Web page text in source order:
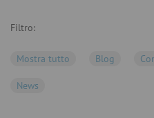
Filtro:
Mostra tutto Blog
News